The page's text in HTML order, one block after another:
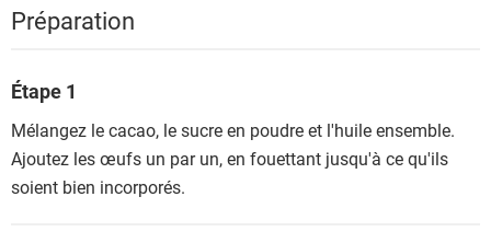
Préparation
Étape 1
Mélangez le cacao, le sucre en poudre et l'huile ensemble.
Ajoutez les œufs un par un, en fouettant jusqu'à ce qu'ils
soient bien incorporés.